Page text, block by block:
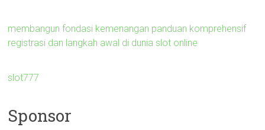
membangun fondasi kemenangan panduan komprehensif
registrasi dan langkah awal di dunia slot online
slot777
Sponsor